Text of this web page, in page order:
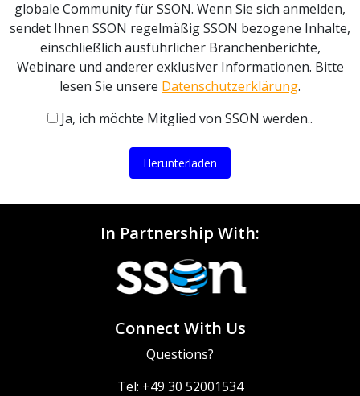
globale Community für SSON. Wenn Sie sich anmelden,
sendet Ihnen SSON regelmäßig SSON bezogene Inhalte,
einschließlich ausführlicher Branchenberichte,
Webinare und anderer exklusiver Informationen. Bitte
lesen Sie unsere Datenschutzerklärung.
Ja, ich möchte Mitglied von SSON werden..
Herunterladen
In Partnership With:
Connect With Us
Questions?
Tel: +49 30 52001534